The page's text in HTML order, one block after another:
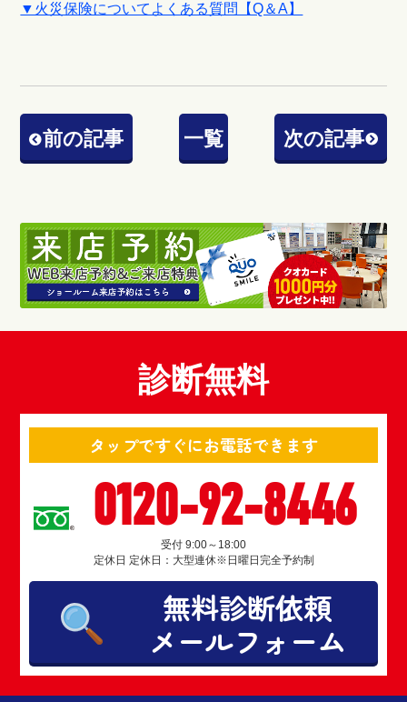
▼火災保険についてよくある質問【Q＆A】
前の記事 一覧 次の記事
診断無料
タップですぐにお電話できます
0120-92-8446
受付 9:00～18:00
定休日 定休日：大型連休※日曜日完全予約制
無料診断依頼
メールフォーム